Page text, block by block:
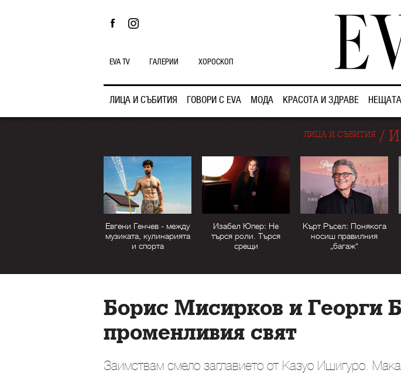
ЛИЦА И СЪБИТИЯ ГОВОРИ С EVA МОДА КРАСОТА И ЗДРАВЕ
EVA TV ГАЛЕРИИ ХОРОСКОП
ЛИЦА И СЪБИТИЯ/
Евгени Генчев - между
музиката, кулинарията
и спорта
Изабел Юпер: Не
търся роли. Търся
срещи
Кърт Ръсел: Понякога
носиш правилния
„багаж“
Борис Мисирков и Георги
променливия свят
Заимствам смело заглавието от Казуо Ишигуро.